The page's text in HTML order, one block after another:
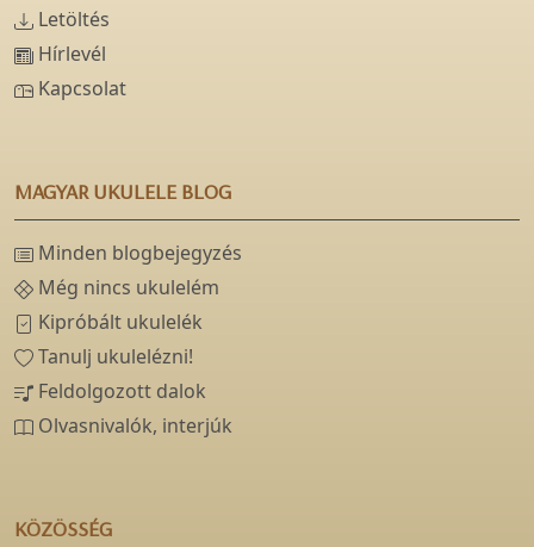
Letöltés
Hírlevél
Kapcsolat
MAGYAR UKULELE BLOG
Minden blogbejegyzés
Még nincs ukulelém
Kipróbált ukulelék
Tanulj ukulelézni!
Feldolgozott dalok
Olvasnivalók, interjúk
KÖZÖSSÉG